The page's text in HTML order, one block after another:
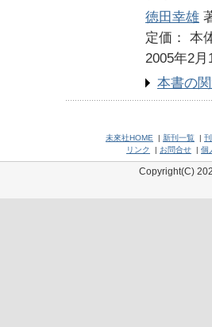
徳田幸雄
定価：
2005年2月
本書の
未來社HOME | 新刊一覧 |
リンク
| お問合せ | 個
Copyright(C)